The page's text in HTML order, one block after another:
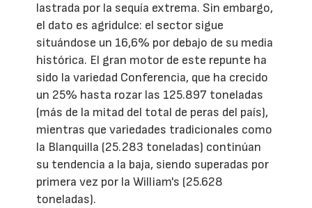
lastrada por la sequía extrema. Sin embargo,
el dato es agridulce: el sector sigue
situándose un 16,6% por debajo de su media
histórica. El gran motor de este repunte ha
sido la variedad Conferencia, que ha crecido
un 25% hasta rozar las 125.897 toneladas
(más de la mitad del total de peras del país),
mientras que variedades tradicionales como
la Blanquilla (25.283 toneladas) continúan
su tendencia a la baja, siendo superadas por
primera vez por la William's (25.628
toneladas).